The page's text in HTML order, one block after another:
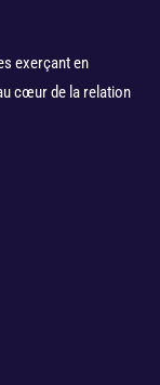
exerçant en
cœur de la relation